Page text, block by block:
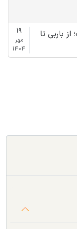
باربی تا
19
مهر
1404